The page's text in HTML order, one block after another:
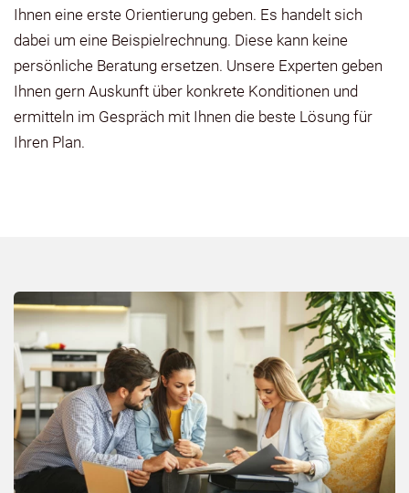
Ihnen eine erste Orientierung geben. Es handelt sich
dabei um eine Beispielrechnung. Diese kann keine
persönliche Beratung ersetzen. Unsere Experten geben
Ihnen gern Auskunft über konkrete Konditionen und
ermitteln im Gespräch mit Ihnen die beste Lösung für
Ihren Plan.